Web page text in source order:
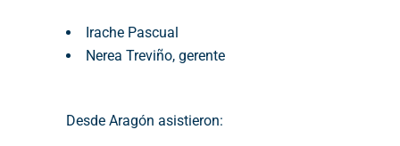
Irache Pascual
Nerea Treviño, gerente
Desde Aragón asistieron: